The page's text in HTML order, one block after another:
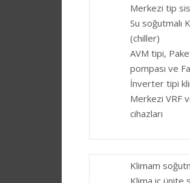
Merkezi tip
Su soğutmalı
(chiller)
AVM tipi,
pompası ve
İnverter tipi
Merkezi VRF
cihazları
Klimam